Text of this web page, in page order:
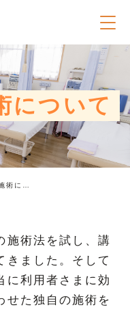
について
ついて
施術法を試し、講
きました。そして
に利用者さまに効
せた独自の施術を